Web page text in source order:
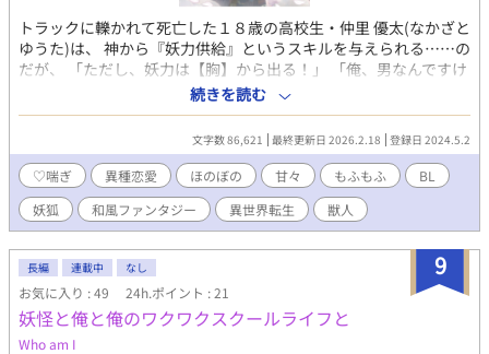
トラックに轢かれて死亡した１８歳の高校生・仲里 優太(なかざと
ゆうた)は、 神から『妖力供給』というスキルを与えられる……の
だが、 「ただし、妖力は【胸】から出る！」 「俺、男なんですけ
ど……？」 抗議する間もなく異世界へ。 転生早々、侍達から妖怪
と間違えられて命を狙われてしまう。 死を覚悟したその時――銀
髪の美しい妖狐・六花(りっか)に救われる。 『妖力供給』と『も
ふもふ』をきっかけに仲を深めた２人は、２週間後には結婚。 優
太は右も左も分からないながらも、 『里長』 兼 『妖狐の国の元
王太子』の妻としてガムシャラに奮闘していく。 ※他サイトでも
公開中です。 ★表紙イラストについて★ いちのかわ様に描いてい
ただきました！ 恐れ入りますが無断転載はご遠慮ください
m(__)m いちのかわ様へのイラスト発注のご相談は、 下記サイト
より行えます(=ﾟωﾟ)ﾉ https://coconala.com/services/248096
続きを読む
文字数 86,621 最終更新日 2026.2.18 登録日 2024.5.2
♡喘ぎ 異種恋愛 ほのぼの 甘々 もふもふ
BL
妖狐
和風ファンタジー 異世界転生 獣人
9
長編 連載中 なし
お気に入り : 49 24h.ポイント : 21
妖怪と俺と俺のワクワクスクールライフと
Who am I